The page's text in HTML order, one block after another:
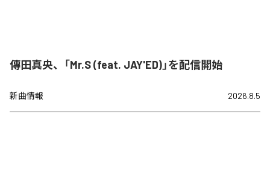
傳田真央、「Mr.S (feat. JAY'ED)」を配信開始
新曲情報 2026.8.5